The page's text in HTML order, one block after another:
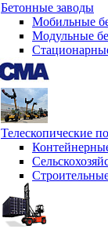
Бетонные заводы
Мобильные
Модульные
Телескопические